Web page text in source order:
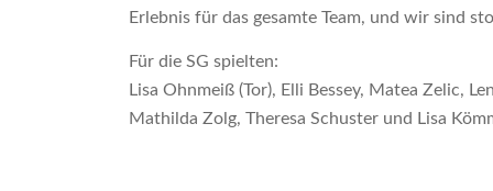
Erlebnis für das gesamte Team, und wir sind
Für die SG spielten:
Lisa Ohnmeiß (Tor), Elli Bessey, Matea Zelic,
Mathilda Zolg, Theresa Schuster und Lisa